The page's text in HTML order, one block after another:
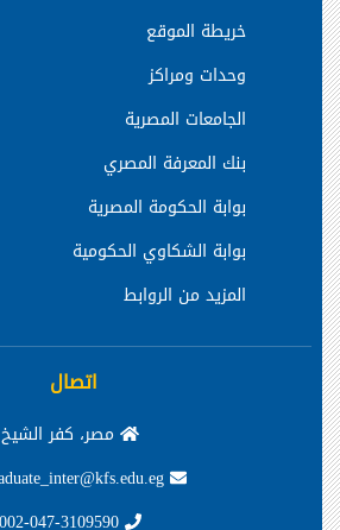
خريطة الموقع
وحدات ومراكز
الجامعات المصرية
بنك المعرفة المصري
بوابة الحكومة المصرية
بوابة الشكاوي الحكومية
المزيد من الروابط
اتصال
مصر، كفر الشيخ
Postgraduate_inter@kfs.edu.eg